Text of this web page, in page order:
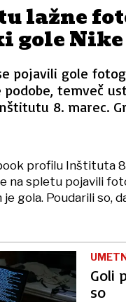
lažne
gole
pojavili gole
podobe, temveč
8. marec.
profilu Inštituta
na spletu pojavili
gola. Poudarili so,
Goli
so